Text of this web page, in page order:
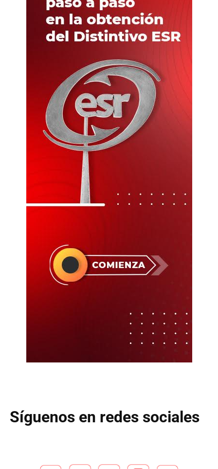
Síguenos en redes sociales